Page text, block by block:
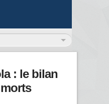
: le bilan